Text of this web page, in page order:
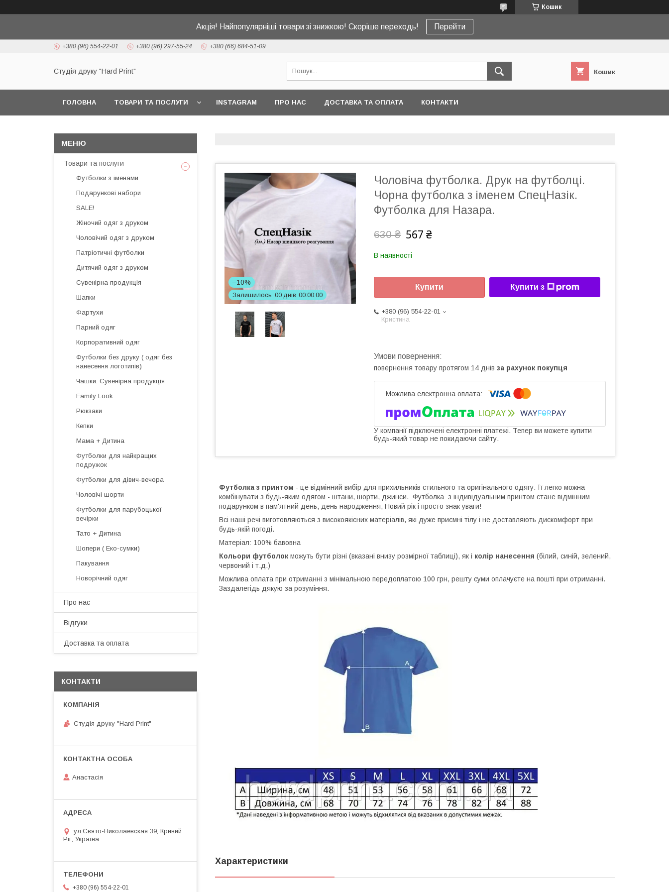
Кошик
Акція! Найпопулярніші товари зі знижкою! Скоріше переходь! Перейти
+380 (96) 554-22-01 +380 (96) 297-55-24 +380 (66) 684-51-09
Студія друку "Hard Print" Кошик
ГОЛОВНА ТОВАРИ ТА ПОСЛУГИ INSTAGRAM ПРО НАС ДОСТАВКА ТА ОПЛАТА КОНТАКТИ
–10%
Залишилось 00 днів 00 00 00
Чоловіча футболка. Друк на футболці.
Чорна футболка з іменем СпецНазік.
Футболка для Назара.
630 ₴ 567 ₴
В наявності
Купити Купити з
+380 (96) 554-22-01
Кристина
повернення товару протягом 14 днів за рахунок покупця
У компанії підключені електронні платежі. Тепер ви можете купити
будь-який товар не покидаючи сайту.
Футболка з принтом - це відмінний вибір для прихильників стильного та оригінального одягу. Її легко можна
комбінувати з будь-яким одягом - штани, шорти, джинси. Футболка з індивідуальним принтом стане відмінним
подарунком в пам'ятний день, день народження, Новий рік і просто знак уваги!
Всі наші речі виготовляються з високоякісних матеріалів, які дуже приємні тілу і не доставляють дискомфорт при
будь-якій погоді.
Матеріал: 100% бавовна
Кольори футболок можуть бути різні (вказані внизу розмірної таблиці), як і колір нанесення (білий, синій, зелений,
червоний і т.д.)
Можлива оплата при отриманні з мінімальною передоплатою 100 грн, решту суми оплачуєте на пошті при отриманні.
Заздалегідь дякую за розуміння.
Характеристики
Товари та послуги
Футболки з іменами
Подарункові набори
SALE!
Жіночий одяг з друком
Чоловічий одяг з друком
Патріотичні футболки
Дитячий одяг з друком
Сувенірна продукція
Шапки
Фартухи
Парний одяг
Корпоративний одяг
Футболки без друку ( одяг без
нанесення логотипів)
Чашки. Сувенірна продукція
Family Look
Рюкзаки
Кепки
Мама + Дитина
Футболки для найкращих
подружок
Футболки для дівич-вечора
Чоловічі шорти
Футболки для парубоцької
вечірки
Тато + Дитина
Шопери ( Еко-сумки)
Пакування
Новорічний одяг
Про нас
Відгуки
Доставка та оплата
КОНТАКТИ
Студія друку "Hard Print"
Анастасія
ул.Свято-Николаевская 39, Кривий
Ріг, Україна
+380 (96) 554-22-01